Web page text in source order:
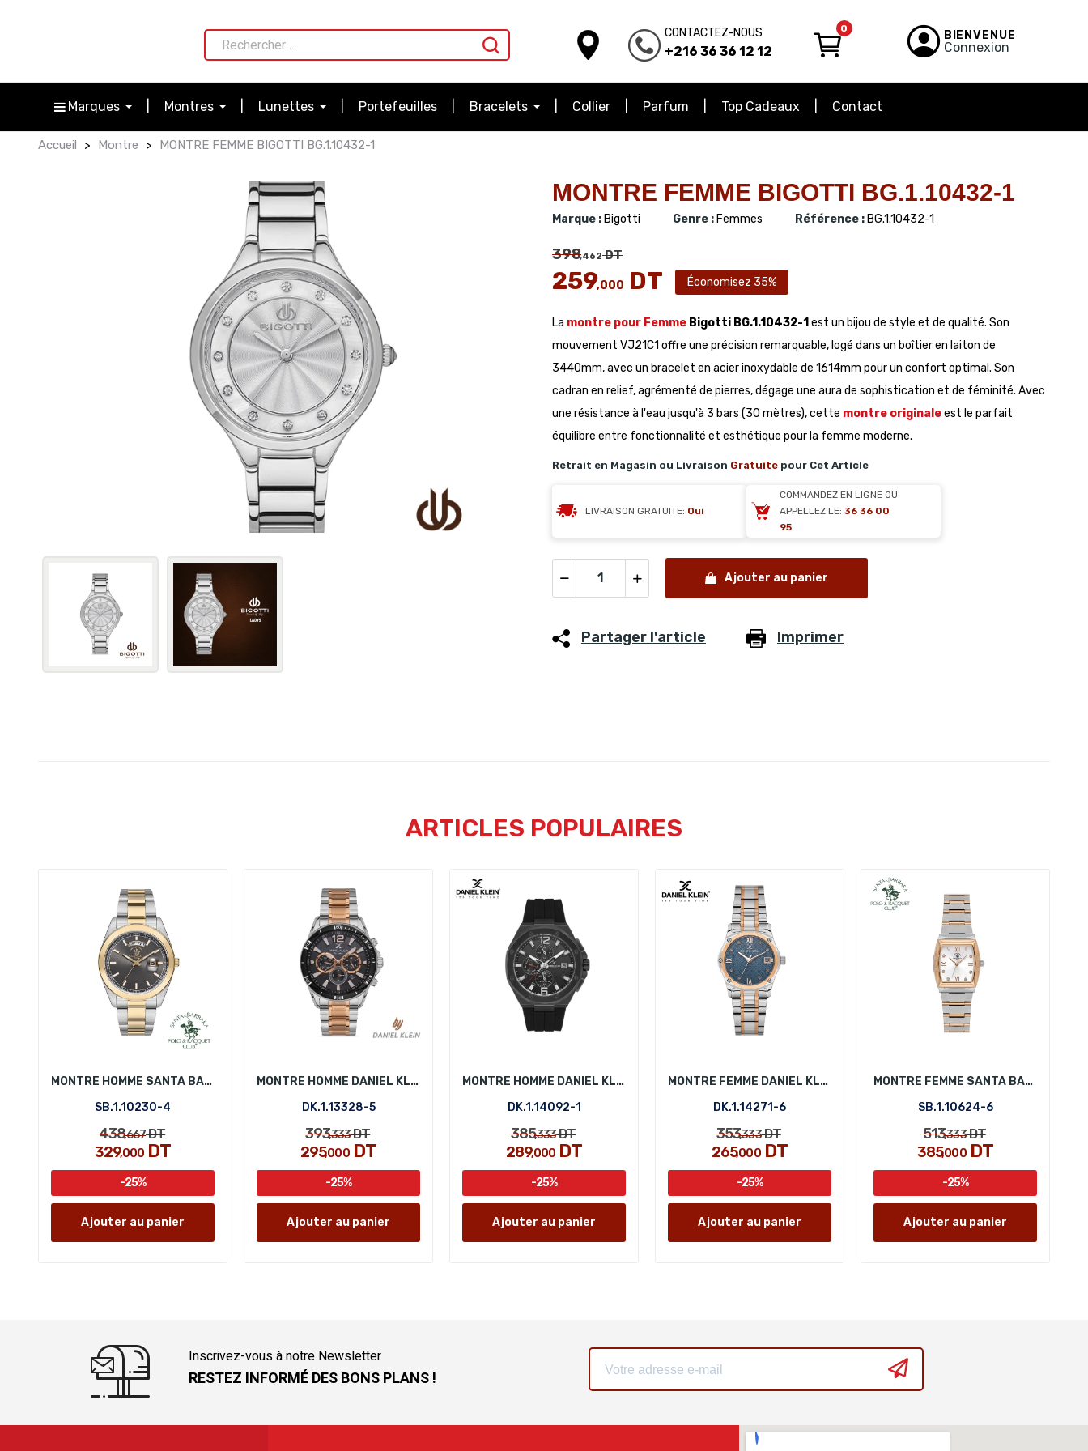
CONTACTEZ-NOUS
+216 36 36 12 12
0 BIENVENUE
Connexion
Marques Montres Lunettes Portefeuilles Bracelets Collier Parfum Top Cadeaux Contact
Accueil Montre MONTRE FEMME BIGOTTI BG.1.10432-1
MONTRE FEMME BIGOTTI BG.1.10432-1
Marque : Bigotti Genre : Femmes Référence : BG.1.10432-1
398,462DT
259,000 DT Économisez 35%
La montre pour Femme Bigotti BG.1.10432-1 est un bijou de style et de qualité. Son
mouvement VJ21C1 offre une précision remarquable, logé dans un boîtier en laiton de
3440mm, avec un bracelet en acier inoxydable de 1614mm pour un confort optimal. Son
cadran en relief, agrémenté de pierres, dégage une aura de sophistication et de féminité. Avec
une résistance à l'eau jusqu'à 3 bars (30 mètres), cette montre originaleest le parfait
équilibre entre fonctionnalité et esthétique pour la femme moderne.
Retrait en Magasin ou Livraison Gratuite pour Cet Article
LIVRAISON GRATUITE: Oui
COMMANDEZ EN LIGNE OU
APPELLEZ LE: 36 36 00
95
Ajouter au panier
Partager l'article Imprimer
ARTICLES POPULAIRES
MONTRE HOMME SANTA BARBARA POLO SB.1.10230-4
SB.1.10230-4
438,667DT
329,000 DT
-25%
Ajouter au panier
MONTRE HOMME DANIEL KLEIN DK.1.13328-5
DK.1.13328-5
393,333DT
295,000DT
-25%
Ajouter au panier
MONTRE HOMME DANIEL KLEIN DK.1.14092-1
DK.1.14092-1
385,333DT
289,000 DT
-25%
Ajouter au panier
MONTRE FEMME DANIEL KLEIN DK.1.14271-6
DK.1.14271-6
353,333DT
265,000DT
-25%
Ajouter au panier
MONTRE FEMME SANTA BARBARA POLO SB.1.10624-6
SB.1.10624-6
513,333DT
385,000DT
-25%
Ajouter au panier
Inscrivez-vous à notre Newsletter
RESTEZ INFORMÉ DES BONS PLANS !